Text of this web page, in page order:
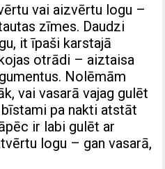
vai aizvērtu logu –
zīmes. Daudzi
it īpaši karstajā
otrādi – aiztaisa
Nolēmām
vai vasarā vajag gulēt
pa nakti atstāt
ir labi gulēt ar
logu – gan vasarā,